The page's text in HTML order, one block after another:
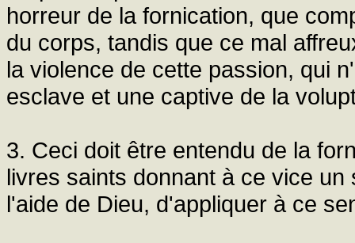
horreur de la fornication, que
du corps, tandis que ce mal
la violence de cette passion, qui
esclave et une captive de la
3. Ceci doit être entendu de la
livres saints donnant à ce vice
l'aide de Dieu, d'appliquer à ce